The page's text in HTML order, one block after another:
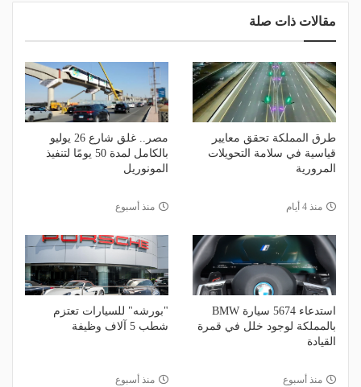
مقالات ذات صلة
طرق المملكة تحقق معايير
قياسية في سلامة التحويلات
المرورية
منذ 4 أيام
مصر.. غلق شارع 26 يوليو
بالكامل لمدة 50 يومًا لتنفيذ
المونوريل
منذ أسبوع
استدعاء 5674 سيارة BMW
بالمملكة لوجود خلل في قمرة
القيادة
منذ أسبوع
"بورشه" للسيارات تعتزم
شطب 5 آلاف وظيفة
منذ أسبوع